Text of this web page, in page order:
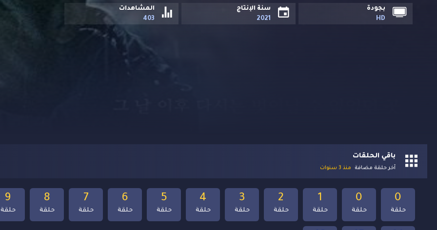
بجودة
HD
سنة الإنتاج
2021
المشاهدات
403
باقي الحلقات
آخر حلقة مضافة منذ 3 سنوات
9
حلقة
8
حلقة
7
حلقة
6
حلقة
5
حلقة
4
حلقة
3
حلقة
2
حلقة
1
حلقة
0
حلقة
0
حلقة